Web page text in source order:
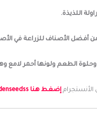
اللذيذة.
الأصناف للزراعة في
وحلوة الطعم ولونها أحمر لامع
الأنستجرامإضغط هنا mysticgardenseedss